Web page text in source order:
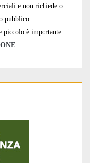
e non richiede o
pubblico.
piccolo è importante.